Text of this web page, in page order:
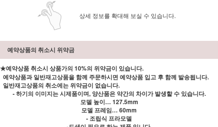
상세 정보를 확대해 보실 수 있습니다.
예약상품의 취소시 위약금
★예약상품 취소시 상품가의 10%의 위약금이 있습니다.
예약상품과 일반재고상품을 함께 주문하시면 예약상품 입고 후 함께 발송됩니다.
일반재고상품의 취소에는 위약금이 없습니다.
- 하기의 이미지는 시제품이며, 양산품은 약간의 차이가 발생할 수 있습니다.
모델 높이… 127.5mm
모델 프레임… 60mm
- 조립식 프라모델